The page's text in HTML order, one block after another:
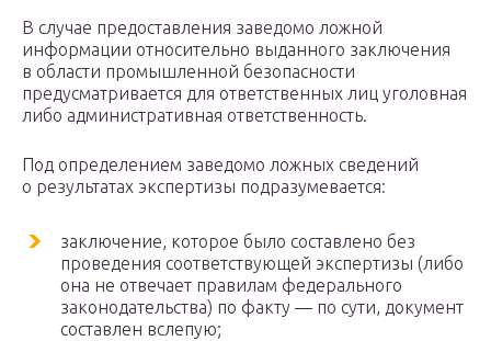
В случае предоставления заведомо ложной
информации относительно выданного заключения
в области промышленной безопасности
предусматривается для ответственных лиц уголовная
либо административная ответственность.
Под определением заведомо ложных сведений
о результатах экспертизы подразумевается:
заключение, которое было составлено без
проведения соответствующей экспертизы (либо
она не отвечает правилам федерального
законодательства) по факту — по сути, документ
составлен вслепую;